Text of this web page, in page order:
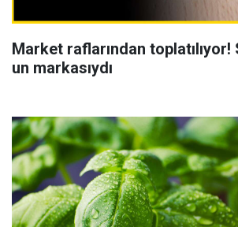
Market raflarından toplatılıyor!
un markasıydı